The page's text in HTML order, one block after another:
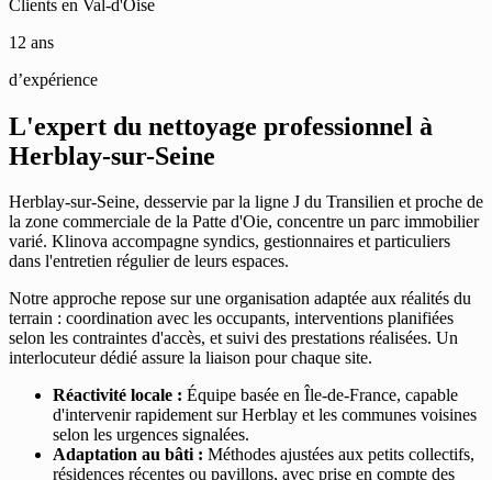
Clients en Val-d'Oise
12 ans
d’expérience
L'expert du nettoyage professionnel à
Herblay-sur-Seine
Herblay-sur-Seine, desservie par la ligne J du Transilien et proche de
la zone commerciale de la Patte d'Oie, concentre un parc immobilier
varié. Klinova accompagne syndics, gestionnaires et particuliers
dans l'entretien régulier de leurs espaces.
Notre approche repose sur une organisation adaptée aux réalités du
terrain : coordination avec les occupants, interventions planifiées
selon les contraintes d'accès, et suivi des prestations réalisées. Un
interlocuteur dédié assure la liaison pour chaque site.
Réactivité locale : Équipe basée en Île-de-France, capable
d'intervenir rapidement sur Herblay et les communes voisines
selon les urgences signalées.
Adaptation au bâti : Méthodes ajustées aux petits collectifs,
résidences récentes ou pavillons, avec prise en compte des